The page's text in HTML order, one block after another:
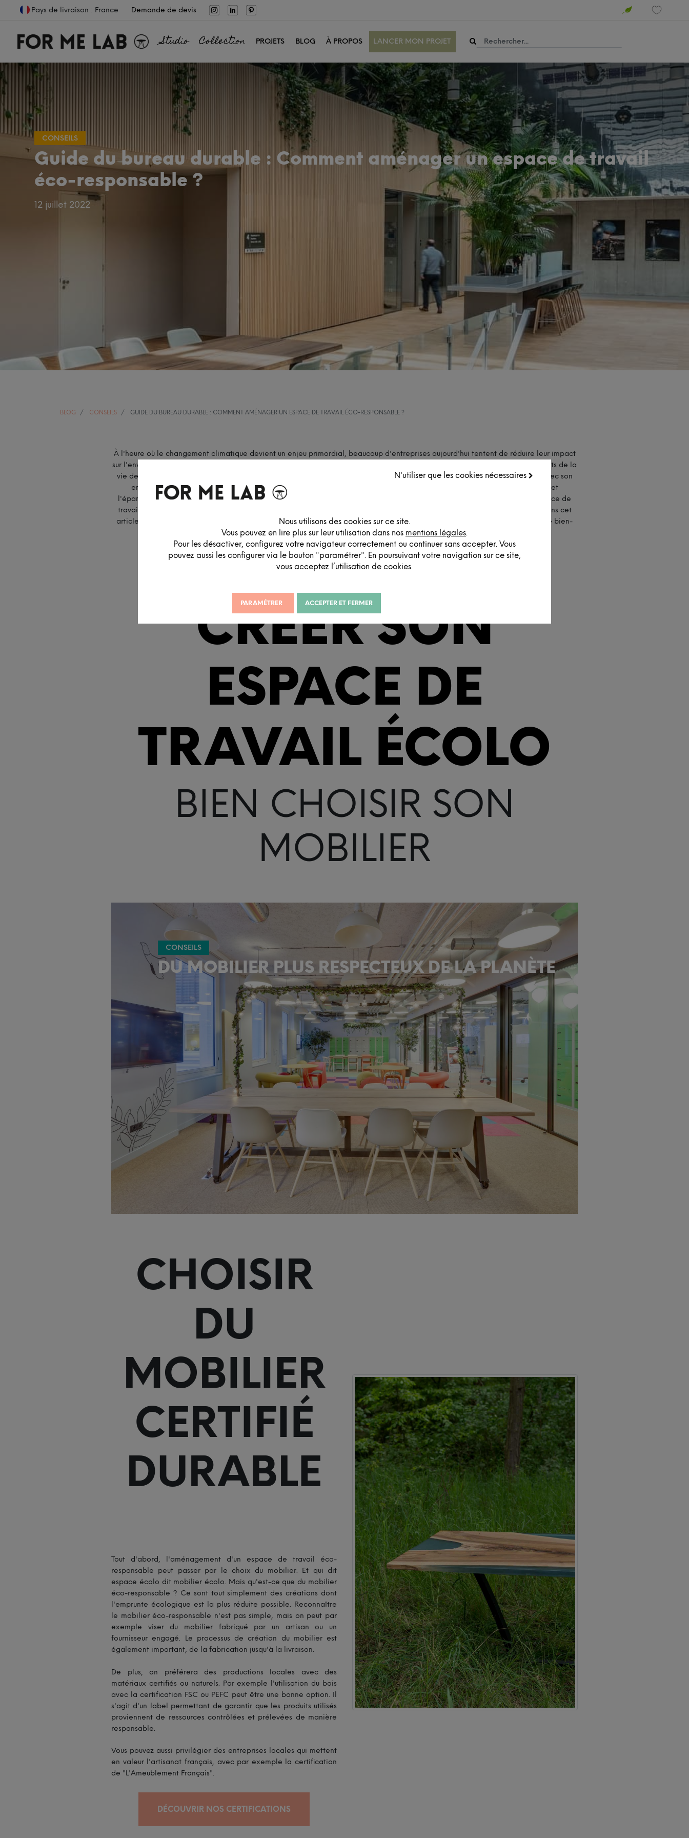
N'utiliser que les cookies nécessaires
Nous utilisons des cookies sur ce site.
Vous pouvez en lire plus sur leur utilisation dans nos mentions légales.
Pour les désactiver, configurez votre navigateur correctement ou continuer sans accepter. Vous
pouvez aussi les configurer via le bouton "paramétrer". En poursuivant votre navigation sur ce site,
vous acceptez l’utilisation de cookies.
PARAMÉTRER ACCEPTER ET FERMER
Pays de livraison : France Demande de devis
Studio Collection PROJETS BLOG À PROPOS LANCER MON PROJET
CONSEILS
Guide du bureau durable : Comment aménager un espace de travail
éco-responsable ?
12 juillet 2022
BLOG CONSEILS GUIDE DU BUREAU DURABLE : COMMENT AMÉNAGER UN ESPACE DE TRAVAIL ÉCO-RESPONSABLE ?
À l'heure où le changement climatique devient un enjeu primordial, beaucoup d'entreprises aujourd'hui tentent de réduire leur impact
sur l'environnement. En effet, le chauffage, les ordinateurs, la gestion des déchets ou encore les transports sont autant d'aspects de la
vie de bureau qui laissent une empreinte environnementale. Pour la réduire, plusieurs chemins existent, à titre individuel ou avec son
entreprise. L’éco-responsabilité au travail est un enjeu d'autant plus important qu'il permet aussi de favoriser le bien-être et
l'épanouissement des employés, de plus en plus sensibles aux aspects RSE des entreprises qu'ils choisissent. Proposer un espace de
travail convivial et responsable, c'est booster la productivité des collaborateurs, mais aussi les sensibiliser et les engager. Dans cet
article, nous vous proposons des pistes d'action pour aménager un espace de travail éco-responsable, beau et générateur de bien-
être.
Ça vous tente ?
CRÉER SON
ESPACE DE
TRAVAIL ÉCOLO
BIEN CHOISIR SON
MOBILIER
CONSEILS
DU MOBILIER PLUS RESPECTEUX DE LA PLANÈTE
CHOISIR
DU
MOBILIER
CERTIFIÉ
DURABLE
Tout d'abord, l'aménagement d'un espace de travail éco-
responsable peut passer par le choix du mobilier. Et qui dit
espace écolo dit mobilier écolo. Mais qu'est-ce que du mobilier
éco-responsable ? Ce sont tout simplement des créations dont
l'emprunte écologique est la plus réduite possible. Reconnaître
le mobilier éco-responsable n'est pas simple, mais on peut par
exemple viser du mobilier fabriqué par un artisan ou un
fournisseur engagé. Le processus de création du mobilier est
également important, de la fabrication jusqu'à la livraison.
De plus, on préférera des productions locales avec des
matériaux certifiés ou naturels. Par exemple l'utilisation du bois
avec la certification FSC ou PEFC peut être une bonne option. Il
s'agit d'un label
permettant de garantir que les produits utilisés
proviennent de ressources contrôlées et prélevées de manière
responsable.
Vous pouvez aussi privilégier des entreprises locales qui mettent
en valeur l'artisanat français, avec par exemple la certification
de "L'Ameublement Français".
DÉCOUVRIR NOS CERTIFICATIONS